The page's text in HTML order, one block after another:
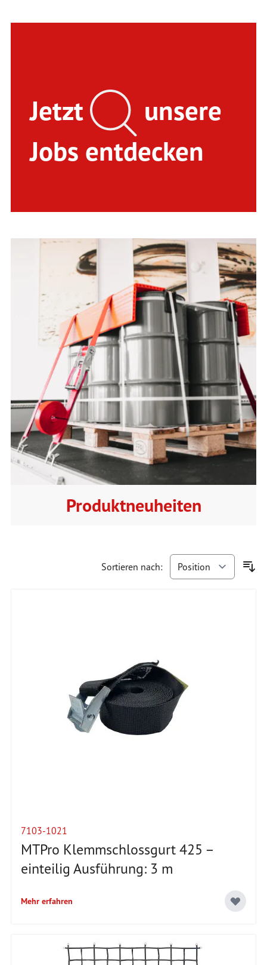
Jetzt
unsere
Jobs entdecken
Produktneuheiten
Sortieren nach:
7103-1021
MTPro Klemmschlossgurt 425 –
einteilig Ausführung: 3 m
Mehr erfahren